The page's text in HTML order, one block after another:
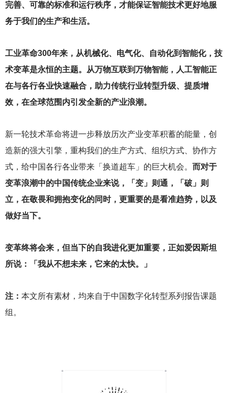
完善、可靠的标准和运行秩序，才能保证智能技术更好地服
务于我们的生产和生活。
工业革命300年来，从机械化、电气化、自动化到智能化，技
术变革是永恒的主题。从万物互联到万物智能，人工智能正
在与各行各业快速融合，助力传统行业转型升级、提质增
效，在全球范围内引发全新的产业浪潮。
新一轮技术革命将进一步释放历次产业变革积蓄的能量，创
造新的强大引擎，重构我们的生产方式、组织方式、协作方
式，给中国各行各业带来「换道超车」的巨大机会。 而对于
变革浪潮中的中国传统企业来说，「变」则通，「破」则
立，在敬畏和拥抱变化的同时，更重要的是看准趋势，以及
做好当下。
变革终将会来，但当下的自我进化更加重要，正如爱因斯坦
所说：「我从不想未来，它来的太快。」
注： 本文所有素材，均来自于中国数字化转型系列报告课题
组。